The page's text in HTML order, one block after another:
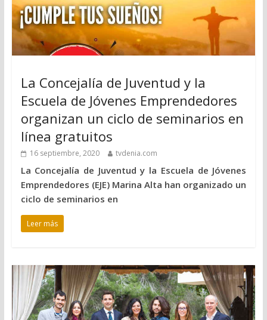
La Concejalía de Juventud y la
Escuela de Jóvenes Emprendedores
organizan un ciclo de seminarios en
línea gratuitos
16 septiembre, 2020 tvdenia.com
La Concejalía de Juventud y la Escuela de Jóvenes
Emprendedores (EJE) Marina Alta han organizado un
ciclo de seminarios en
Leer más